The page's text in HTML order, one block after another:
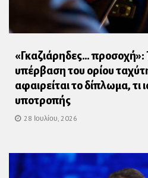
«Γκαζιάρηδες… προσοχή»:
υπέρβαση του ορίου
αφαιρείται το δίπλωμα, τι
υποτροπής
28 Ιουλίου, 2026